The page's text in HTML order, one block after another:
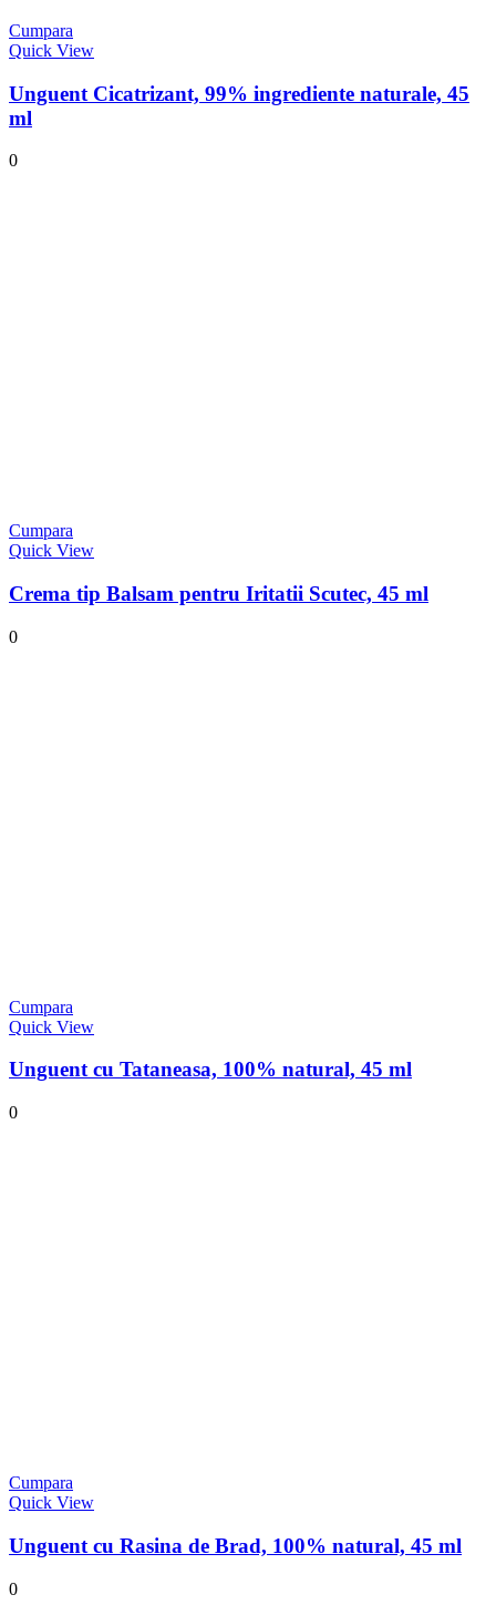
Cumpara
Quick View
Unguent Cicatrizant, 99% ingrediente naturale, 45
ml
0
Cumpara
Quick View
Crema tip Balsam pentru Iritatii Scutec, 45 ml
0
Cumpara
Quick View
Unguent cu Tataneasa, 100% natural, 45 ml
0
Cumpara
Quick View
Unguent cu Rasina de Brad, 100% natural, 45 ml
0